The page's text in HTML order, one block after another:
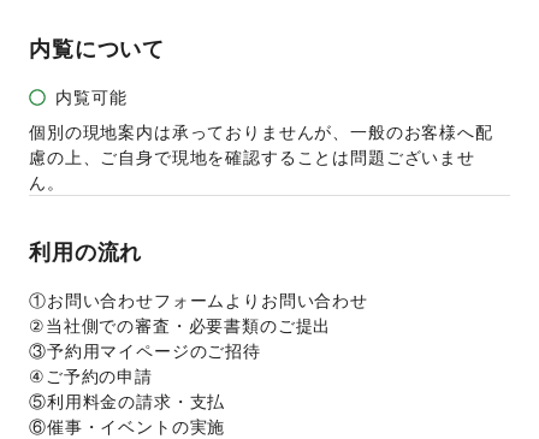
その他エンタメ・ガジェット
内覧について
内覧可能
個別の現地案内は承っておりませんが、一般のお客様へ配
慮の上、ご自身で現地を確認することは問題ございませ
ん。
利用の流れ
①お問い合わせフォームよりお問い合わせ
②当社側での審査・必要書類のご提出
③予約用マイページのご招待
④ご予約の申請
⑤利用料金の請求・支払
⑥催事・イベントの実施